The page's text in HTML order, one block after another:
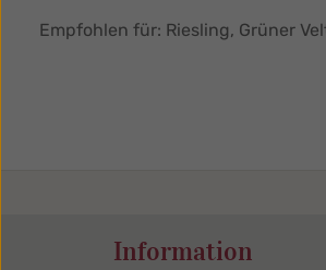
Empfohlen für: Riesling, Grüner
Information